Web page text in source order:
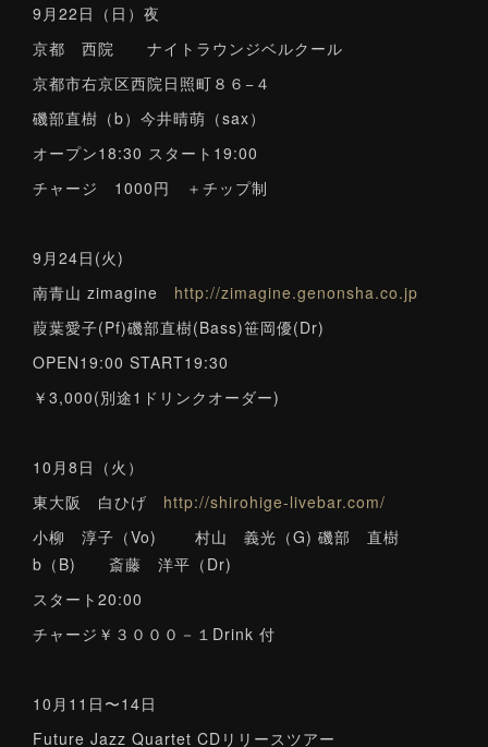
9月22日（日）夜
京都 西院 ナイトラウンジベルクール
京都市右京区西院日照町８６−４
磯部直樹（b）今井晴萌（sax）
オープン18:30 スタート19:00
チャージ 1000円 ＋チップ制
9月24日(火)
南青山 zimagine http://zimagine.genonsha.co.jp
葭葉愛子(Pf)磯部直樹(Bass)笹岡優(Dr)
OPEN19:00 START19:30
￥3,000(別途1ドリンクオーダー)
10月8日（火）
東大阪 白ひげ http://shirohige-livebar.com/
小柳 淳子（Vo) 村山 義光（G) 磯部 直樹
b（B) 斎藤 洋平（Dr)
スタート20:00
チャージ￥３０００－１Drink 付
10月11日〜14日
Future Jazz Quartet CDリリースツアー